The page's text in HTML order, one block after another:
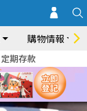
購物情報
定期存款